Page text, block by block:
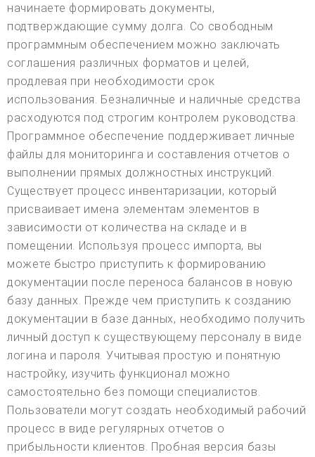
начинаете формировать документы,
подтверждающие сумму долга. Со свободным
программным обеспечением можно заключать
соглашения различных форматов и целей,
продлевая при необходимости срок
использования. Безналичные и наличные средства
расходуются под строгим контролем руководства.
Программное обеспечение поддерживает личные
файлы для мониторинга и составления отчетов о
выполнении прямых должностных инструкций.
Существует процесс инвентаризации, который
присваивает имена элементам элементов в
зависимости от количества на складе и в
помещении. Используя процесс импорта, вы
можете быстро приступить к формированию
документации после переноса балансов в новую
базу данных. Прежде чем приступить к созданию
документации в базе данных, необходимо получить
личный доступ к существующему персоналу в виде
логина и пароля. Учитывая простую и понятную
настройку, изучить функционал можно
самостоятельно без помощи специалистов.
Пользователи могут создать необходимый рабочий
процесс в виде регулярных отчетов о
прибыльности клиентов. Пробная версия базы